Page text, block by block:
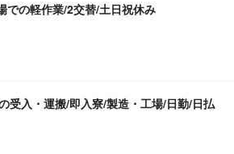
での軽作業/2交替/土日祝休み
受入・運搬/即入寮/製造・工場/日勤/日払